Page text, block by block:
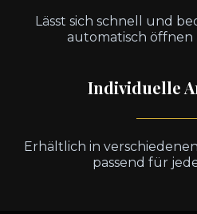
Lässt sich schnell und
automatisch öffnen
Individuelle
Erhältlich in
passend für